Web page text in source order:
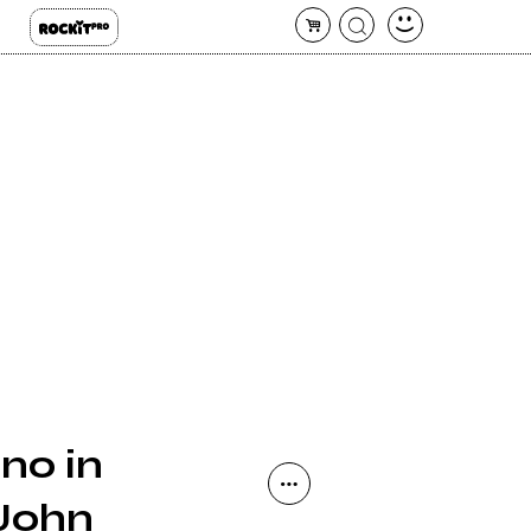
in